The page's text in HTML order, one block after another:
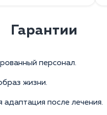
Гарантии
персонал.
жизни.
адаптация после лечения.